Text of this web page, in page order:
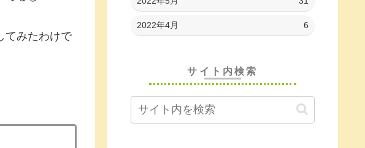
てみたわけで
2022年4月 6
サイト内検索